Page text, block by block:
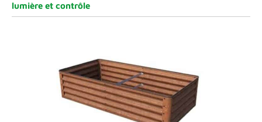
lumière et contrôle